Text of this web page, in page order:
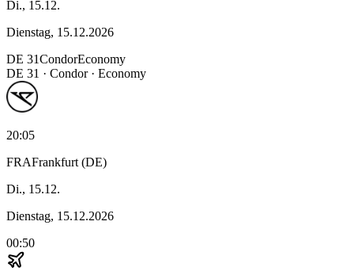
Di., 15.12.
Dienstag, 15.12.2026
DE 31CondorEconomy
DE 31 · Condor· Economy
20:05
FRAFrankfurt (DE)
Di., 15.12.
Dienstag, 15.12.2026
00:50